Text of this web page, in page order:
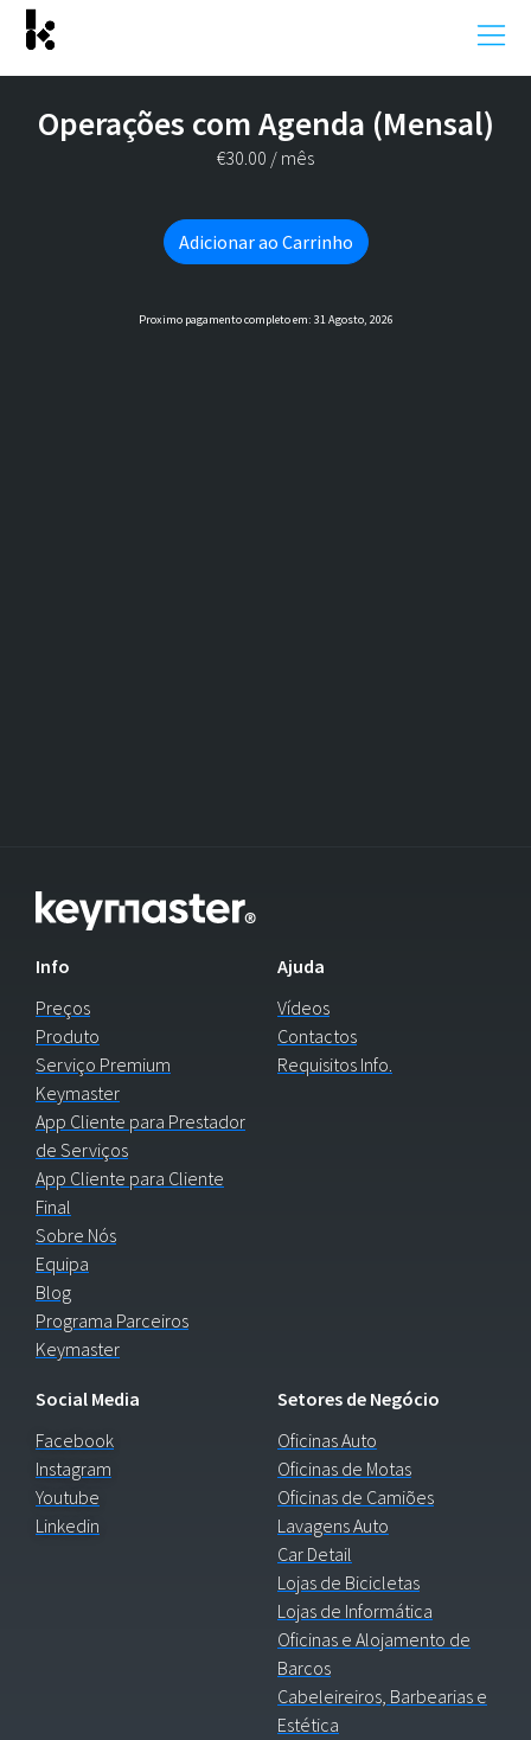
Operações com Agenda (Mensal)
€30.00 / mês
Adicionar ao Carrinho
Proximo pagamento completo em: 31 Agosto, 2026
Info
Preços
Produto
Serviço Premium
Keymaster
App Cliente para Prestador
de Serviços
App Cliente para Cliente
Final
Sobre Nós
Equipa
Blog
Programa Parceiros
Keymaster
Ajuda
Vídeos
Contactos
Requisitos Info.
Social Media
Facebook
Instagram
Youtube
Linkedin
Setores de Negócio
Oficinas Auto
Oficinas de Motas
Oficinas de Camiões
Lavagens Auto
Car Detail
Lojas de Bicicletas
Lojas de Informática
Oficinas e Alojamento de
Barcos
Cabeleireiros, Barbearias e
Estética